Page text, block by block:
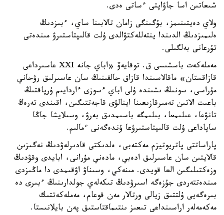
شىعاتىن اسا جاۋاپتى ءساتى ەدى.
ولاي دەيتىنىمز، بۇگىنگى زامان تالابىنا ساي، ءبىزدىڭ
ەلىمىزدىڭ الدىندا ينتەللەكتۋالدى ۇلت قالىپتاستىرۋ مىندەتى
تۇرعانى بەلگىلى.
مەملەكەت باسشىسى ق. توقايەۆ «اباي جانە XXI عاسىرداعى
قازاقستان» ماقالاسىندا قازاق حالقىنىڭ سان عاسىرلىق رۋحاني
مۇراسى، سونىڭ ىشىندە ۇلى اباي ءسوزى ءاردايىم ۇرپاقتىڭ
باعىت الاتىن تەمىرقازىعىنا اينالۋى قاجەتتىگىن، اقىندى تەرەڭ
تانۋعا، عىلىمعا، بىلىمگە باسىمدىق بەرۋ، وسىلايشا جاڭا
ساپاداعى ۇلت قالىپتاستىرۋعا ۇندەگەنى ءمالىم.
پاراساتتى پاتريوتيزم مەكتەبى، ەلدىكتى قادىرلەۋدىڭ نەگىزىن
قالايتىن سان عاسىرلىق ادەبي، مادەني مۇرانى، ابايدى وقۋدىڭ
وزەكتىلىگىن العا قويدى. مىنەكي، وسىناۋ اۋقىمدى دا ماڭىزدى
مىندەتتەردى جۇزەگە اسىرۋدىڭ تىكەلەي جولدارىنىڭ ءبىرى دە
بىرەگەيى ۇلتتىق زيالى ورتالار مەن قوعام، مەملەكەتتىك
مەكەمەلەر اراسىنداعى تىعىز ىنتىماقتاستىق پەن بايلانىستا.